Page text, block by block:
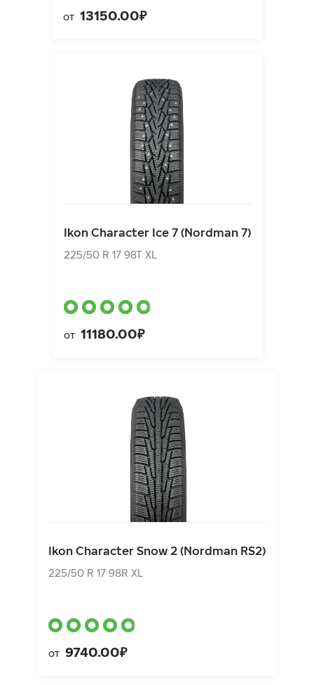
от 13150.00₽
Ikon Character Ice 7 (Nordman 7)
225/50 R 17 98T XL
от 11180.00₽
Ikon Character Snow 2 (Nordman RS2)
225/50 R 17 98R XL
от 9740.00₽
Ikon Character Ice 7 (Nordman 7)
225/50 R 17 98T XL
от11180.00₽
Ikon Character Snow 2 (Nordman RS2)
225/50 R 17 98R XL
от9740.00₽